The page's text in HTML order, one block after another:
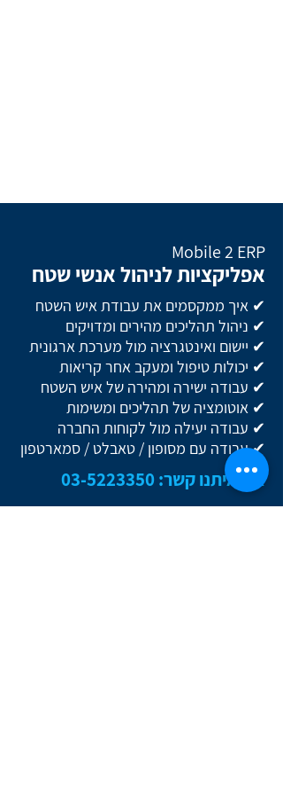
Mobile 2 ERP
אפליקציות לניהול אנשי שטח
✔ איך ממקסמים את עבודת איש השטח
✔ ניהול תהליכים מהירים ומדויקים
✔ יישום ואינטגרציה מול מערכת ארגונית
✔ יכולות טיפול ומעקב אחר קריאות
✔ עבודה ישירה ומהירה של איש השטח
✔ אוטומציה של תהליכים ומשימות
✔ עבודה יעילה מול לקוחות החברה
✔ עבודה עם מסופון / טאבלט / סמארטפון
צרו איתנו קשר:03-5223350